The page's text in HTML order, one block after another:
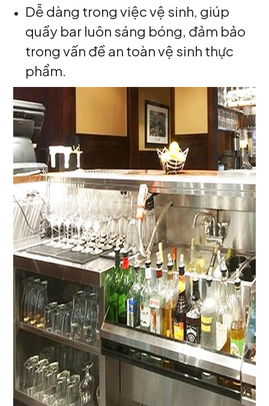
Dễ dàng trong việc vệ sinh, giúp
quầy bar luôn sáng bóng, đảm bảo
trong vấn đề an toàn vệ sinh thực
phẩm.